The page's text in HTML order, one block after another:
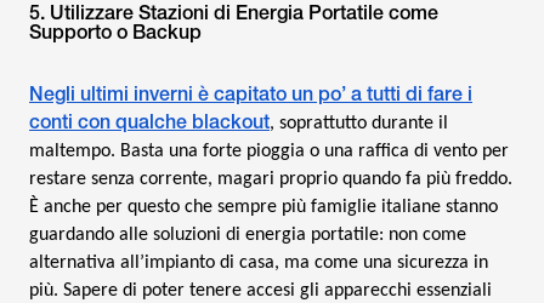
5. Utilizzare Stazioni di Energia Portatile come
Supporto o Backup
Negli ultimi inverni è capitato un po’ a tutti di fare i
conti con qualche blackout, soprattutto durante il
maltempo. Basta una forte pioggia o una raffica di vento per
restare senza corrente, magari proprio quando fa più freddo.
È anche per questo che sempre più famiglie italiane stanno
guardando alle soluzioni di energia portatile: non come
alternativa all’impianto di casa, ma come una sicurezza in
più. Sapere di poter tenere accesi gli apparecchi essenziali